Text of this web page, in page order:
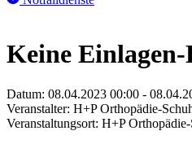
Keine Einlagen-
Datum: 08.04.2023 00:00 -
Veranstalter: H+P Orthopädie-
Veranstaltungsort: H+P